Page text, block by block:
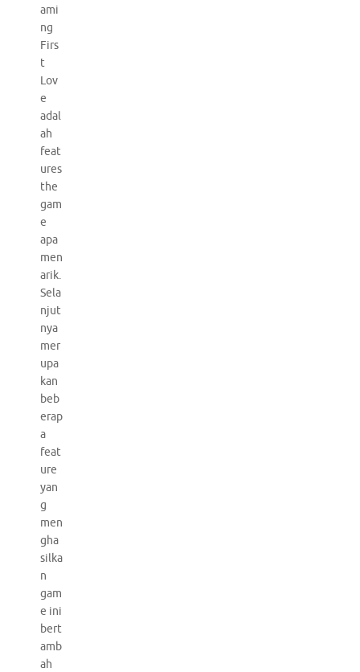
ami
ng
Firs
t
Lov
e
adal
ah
feat
ures
the
gam
e
apa
men
arik.
Sela
njut
nya
mer
upa
kan
beb
erap
a
feat
ure
yan
g
men
gha
silka
n
gam
e ini
bert
amb
ah